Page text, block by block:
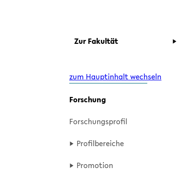
Zur Fa­kul­tät
zum Hauptinhalt wechseln
For­schung
For­schungs­pro­fil
Pro­fil­be­rei­che
Pro­mo­ti­on